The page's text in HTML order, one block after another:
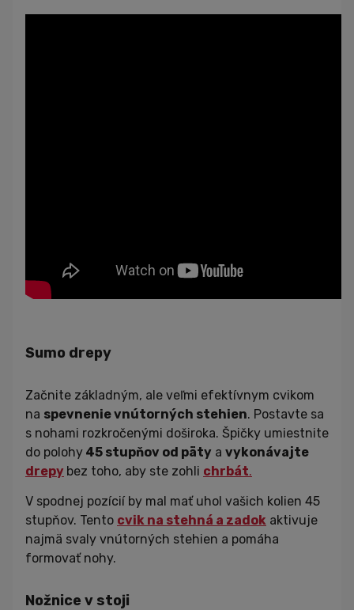
Sumo drepy
Začnite základným, ale veľmi efektívnym cvikom
na spevnenie vnútorných stehien. Postavte sa
s nohami rozkročenými doširoka. Špičky umiestnite
do polohy 45 stupňov od päty a vykonávajte
drepy bez toho, aby ste zohli chrbát.
V spodnej pozícií by mal mať uhol vašich kolien 45
stupňov. Tento cvik na stehná a zadok aktivuje
najmä svaly vnútorných stehien a pomáha
formovať nohy.
Nožnice v stoji